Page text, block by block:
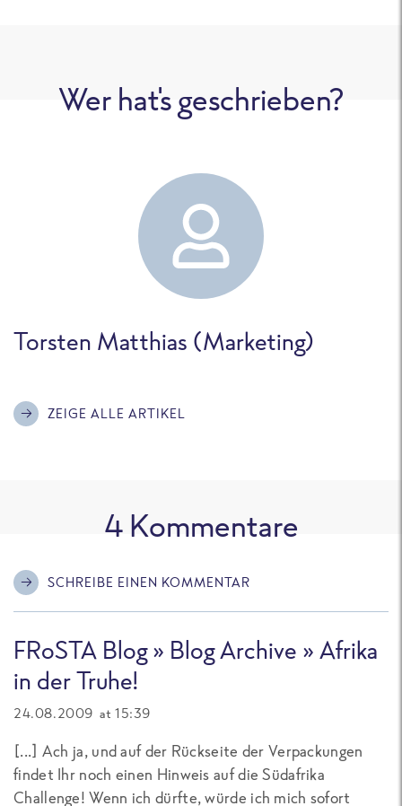
Wer hat's geschrieben?
Torsten Matthias (Marketing)
ZEIGE ALLE ARTIKEL
4Kommentare
SCHREIBE EINEN KOMMENTAR
FRoSTA Blog » Blog Archive » Afrika
in der Truhe!
24.08.2009 at 15:39
[...] Ach ja, und auf der Rückseite der Verpackungen
findet Ihr noch einen Hinweis auf die Südafrika
Challenge! Wenn ich dürfte, würde ich mich sofort